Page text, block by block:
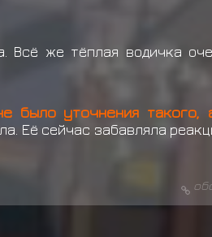
Всё же тёплая водичка
было уточнения такого,
Её сейчас забавляла